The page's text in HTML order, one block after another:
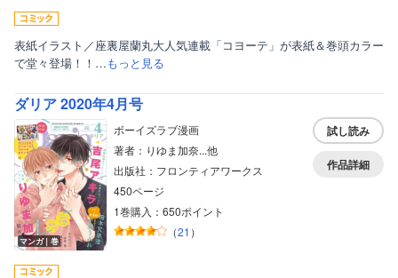
表紙イラスト／座裏屋蘭丸大人気連載「コヨーテ」が表紙＆巻頭カラー
で堂々登場！！…もっと見る
ダリア 2020年4月号
マンガ｜巻
ボーイズラブ漫画
著者：りゆま加奈...他
出版社：フロンティアワークス
450ページ
1巻購入：650ポイント
（21 ）
試し読み
作品詳細